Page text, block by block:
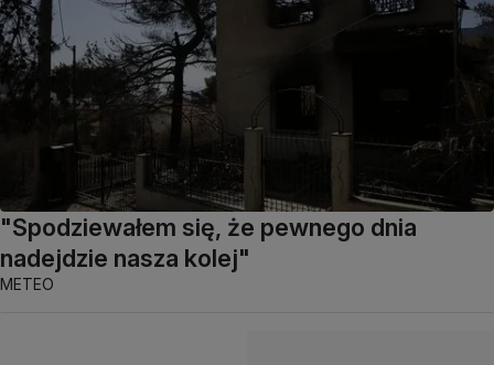
"Spodziewałem się, że pewnego dnia
nadejdzie nasza kolej"
METEO